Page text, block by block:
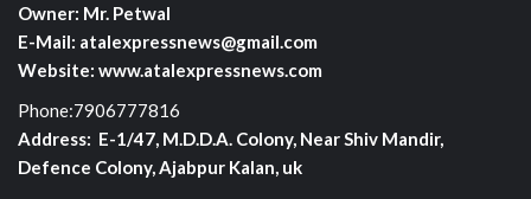
Owner: Mr. Petwal
E-Mail: atalexpressnews@gmail.com
Website: www.atalexpressnews.com
Phone:7906777816
Address: E-1/47, M.D.D.A. Colony, Near Shiv Mandir,
Defence Colony, Ajabpur Kalan, uk